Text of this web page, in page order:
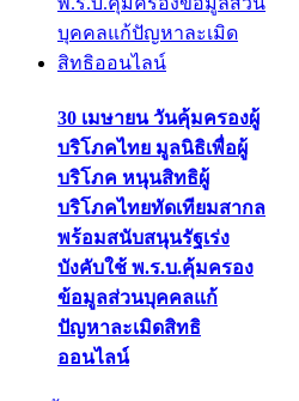
30 เมษายน วันคุ้มครองผู้
บริโภคไทย มูลนิธิเพื่อผู้
บริโภค หนุนสิทธิผู้
บริโภคไทยทัดเทียมสากล
พร้อมสนับสนุนรัฐเร่ง
บังคับใช้ พ.ร.บ.คุ้มครอง
ข้อมูลส่วนบุคคลแก้
ปัญหาละเมิดสิทธิ
ออนไลน์